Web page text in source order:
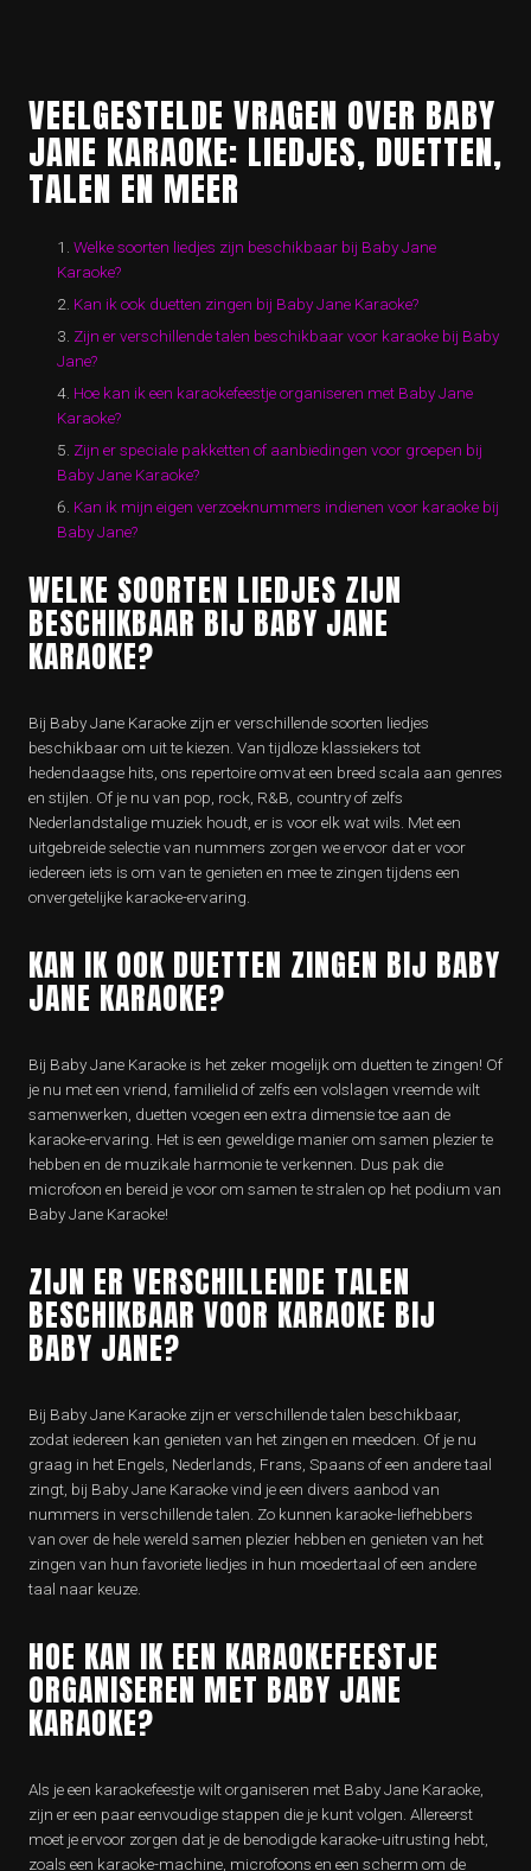
VEELGESTELDE VRAGEN OVER BABY
JANE KARAOKE: LIEDJES, DUETTEN,
TALEN EN MEER
Welke soorten liedjes zijn beschikbaar bij Baby Jane
Karaoke?
Kan ik ook duetten zingen bij Baby Jane Karaoke?
Zijn er verschillende talen beschikbaar voor karaoke bij Baby
Jane?
Hoe kan ik een karaokefeestje organiseren met Baby Jane
Karaoke?
Zijn er speciale pakketten of aanbiedingen voor groepen bij
Baby Jane Karaoke?
Kan ik mijn eigen verzoeknummers indienen voor karaoke bij
Baby Jane?
WELKE SOORTEN LIEDJES ZIJN
BESCHIKBAAR BIJ BABY JANE
KARAOKE?
Bij Baby Jane Karaoke zijn er verschillende soorten liedjes
beschikbaar om uit te kiezen. Van tijdloze klassiekers tot
hedendaagse hits, ons repertoire omvat een breed scala aan genres
en stijlen. Of je nu van pop, rock, R&B, country of zelfs
Nederlandstalige muziek houdt, er is voor elk wat wils. Met een
uitgebreide selectie van nummers zorgen we ervoor dat er voor
iedereen iets is om van te genieten en mee te zingen tijdens een
onvergetelijke karaoke-ervaring.
KAN IK OOK DUETTEN ZINGEN BIJ BABY
JANE KARAOKE?
Bij Baby Jane Karaoke is het zeker mogelijk om duetten te zingen! Of
je nu met een vriend, familielid of zelfs een volslagen vreemde wilt
samenwerken, duetten voegen een extra dimensie toe aan de
karaoke-ervaring. Het is een geweldige manier om samen plezier te
hebben en de muzikale harmonie te verkennen. Dus pak die
microfoon en bereid je voor om samen te stralen op het podium van
Baby Jane Karaoke!
ZIJN ER VERSCHILLENDE TALEN
BESCHIKBAAR VOOR KARAOKE BIJ
BABY JANE?
Bij Baby Jane Karaoke zijn er verschillende talen beschikbaar,
zodat iedereen kan genieten van het zingen en meedoen. Of je nu
graag in het Engels, Nederlands, Frans, Spaans of een andere taal
zingt, bij Baby Jane Karaoke vind je een divers aanbod van
nummers in verschillende talen. Zo kunnen karaoke-liefhebbers
van over de hele wereld samen plezier hebben en genieten van het
zingen van hun favoriete liedjes in hun moedertaal of een andere
taal naar keuze.
HOE KAN IK EEN KARAOKEFEESTJE
ORGANISEREN MET BABY JANE
KARAOKE?
Als je een karaokefeestje wilt organiseren met Baby Jane Karaoke,
zijn er een paar eenvoudige stappen die je kunt volgen. Allereerst
moet je ervoor zorgen dat je de benodigde karaoke-uitrusting hebt,
zoals een karaoke-machine, microfoons en een scherm om de